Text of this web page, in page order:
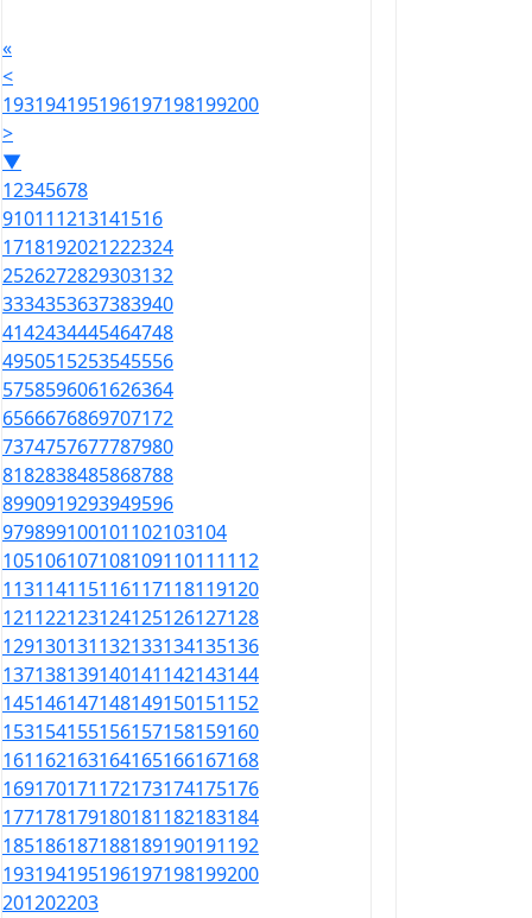
«
<
193194195196197198199200
>
▼
12345678
910111213141516
1718192021222324
2526272829303132
3334353637383940
4142434445464748
4950515253545556
5758596061626364
6566676869707172
7374757677787980
8182838485868788
8990919293949596
979899100101102103104
105106107108109110111112
113114115116117118119120
121122123124125126127128
129130131132133134135136
137138139140141142143144
145146147148149150151152
153154155156157158159160
161162163164165166167168
169170171172173174175176
177178179180181182183184
185186187188189190191192
193194195196197198199200
201202203